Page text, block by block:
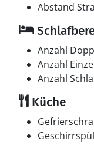
Abstand
Anzahl
Anzahl
Anzahl
Küche